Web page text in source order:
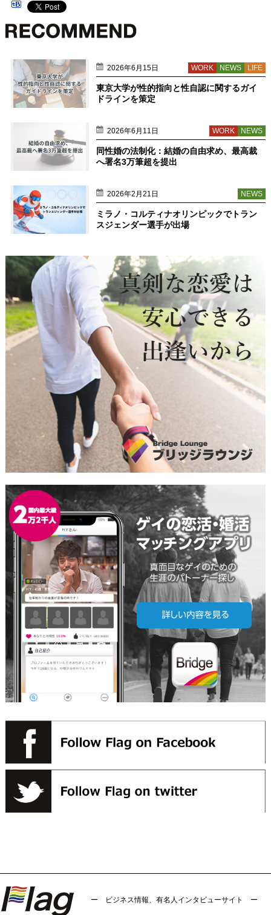
2026年6月15日 LIFE
NEWS
WORK
東京大学が性的指向と性自認に関するガイ
ドラインを策定
2026年6月11日 NEWS
WORK
同性婚の法制化：結婚の自由求め、最高裁
へ署名3万筆超を提出
2026年2月21日 NEWS
ミラノ・コルティナオリンピックでトラン
スジェンダー選手が出場
ー ビジネス情報、有名人インタビューサイト ー